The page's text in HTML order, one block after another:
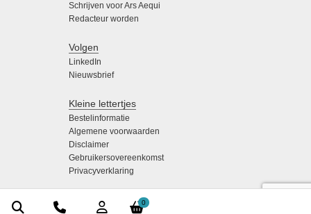
0
Schrijven voor Ars Aequi
Redacteur worden
Volgen
LinkedIn
Nieuwsbrief
Kleine lettertjes
Bestelinformatie
Algemene voorwaarden
Disclaimer
Gebruikersovereenkomst
Privacyverklaring